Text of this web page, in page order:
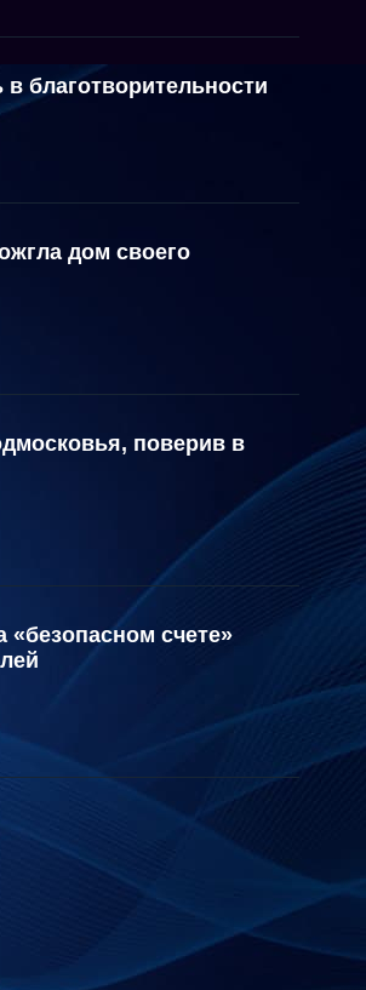
благотворительности
дом своего
поверив в
счете»